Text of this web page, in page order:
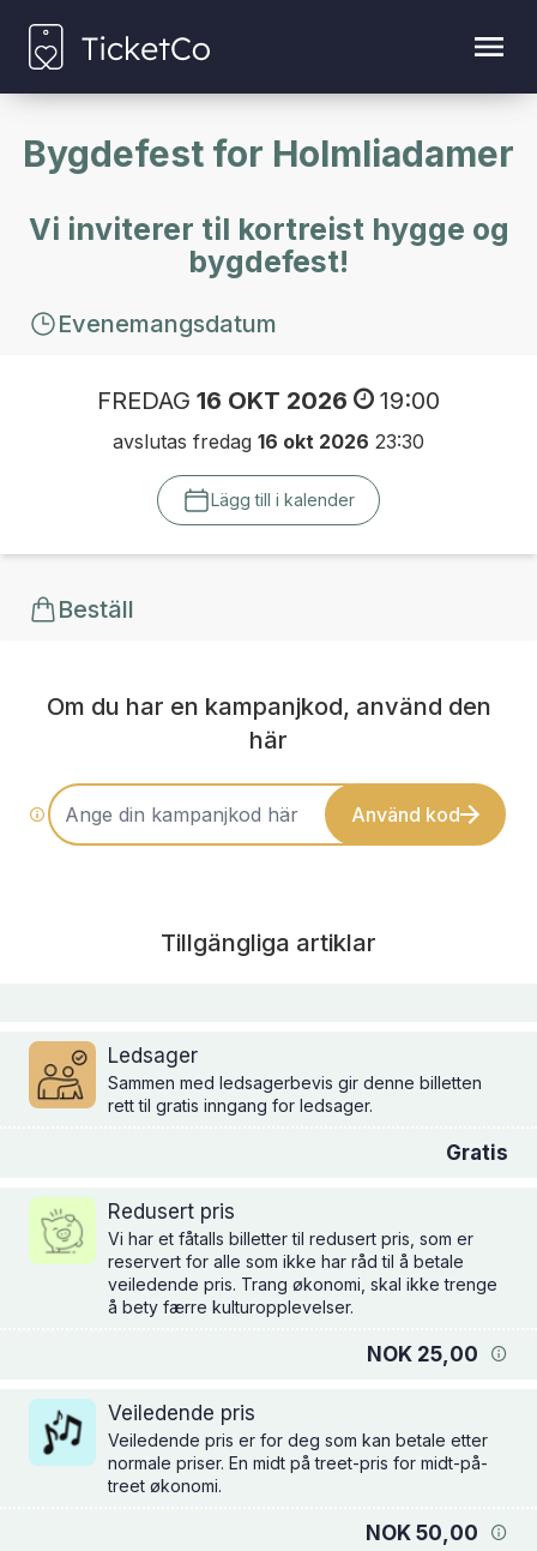
Bygdefest for Holmliadamer
Vi inviterer til kortreist hygge og
bygdefest!
Evenemangsdatum
FREDAG 16 OKT 2026 19:00
avslutas fredag 16 okt 2026 23:30
Lägg till i kalender
Beställ
Om du har en kampanjkod, använd den
här
Använd kod
Tillgängliga artiklar
Ledsager
Sammen med ledsagerbevis gir denne billetten
rett til gratis inngang for ledsager.
Gratis
Redusert pris
Vi har et fåtalls billetter til redusert pris, som er
reservert for alle som ikke har råd til å betale
veiledende pris. Trang økonomi, skal ikke trenge
å bety færre kulturopplevelser.
NOK 25,00
Veiledende pris
Veiledende pris er for deg som kan betale etter
normale priser. En midt på treet-pris for midt-på-
treet økonomi.
NOK 50,00